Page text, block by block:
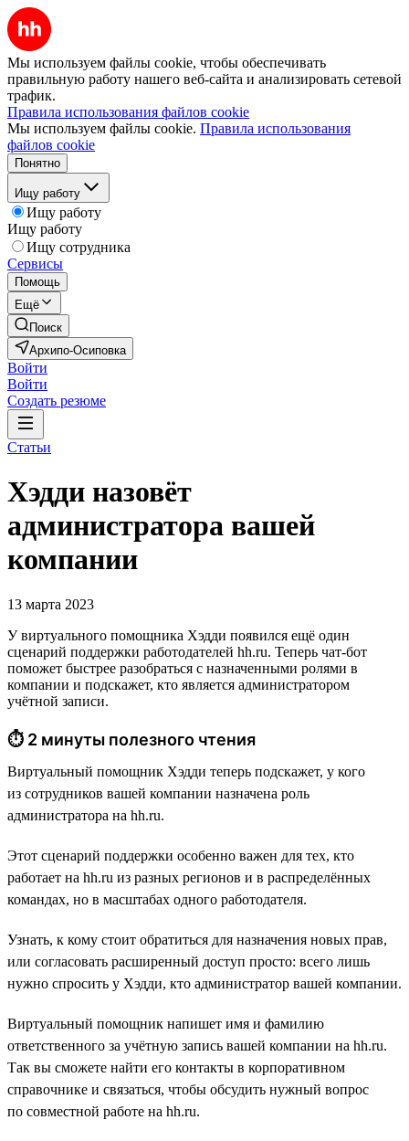
Мы используем файлы cookie, чтобы обеспечивать
правильную работу нашего веб-сайта и анализировать сетевой
трафик.
Правила использования файлов cookie
Мы используем файлы cookie. Правила использования
файлов cookie
Понятно
Ищу работу
Ищу работу
Ищу работу
Ищу сотрудника
Сервисы
Помощь
Ещё
Поиск
Архипо-Осиповка
Войти
Войти
Создать резюме
Статьи
Хэдди назовёт
администратора вашей
компании
13 марта 2023
У виртуального помощника Хэдди появился ещё один
сценарий поддержки работодателей hh.ru. Теперь чат-бот
поможет быстрее разобраться с назначенными ролями в
компании и подскажет, кто является администратором
учётной записи.
⏱ 2 минуты полезного чтения
Виртуальный помощник Хэдди теперь подскажет, у кого
из сотрудников вашей компании назначена роль
администратора на hh.ru.
Этот сценарий поддержки особенно важен для тех, кто
работает на hh.ru из разных регионов и в распределённых
командах, но в масштабах одного работодателя.
Узнать, к кому стоит обратиться для назначения новых прав,
или согласовать расширенный доступ просто: всего лишь
нужно спросить у Хэдди, кто администратор вашей компании.
Виртуальный помощник напишет имя и фамилию
ответственного за учётную запись вашей компании на hh.ru.
Так вы сможете найти его контакты в корпоративном
справочнике и связаться, чтобы обсудить нужный вопрос
по совместной работе на hh.ru.